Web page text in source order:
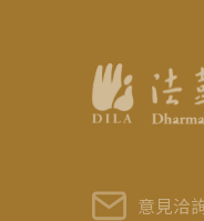
意見洽